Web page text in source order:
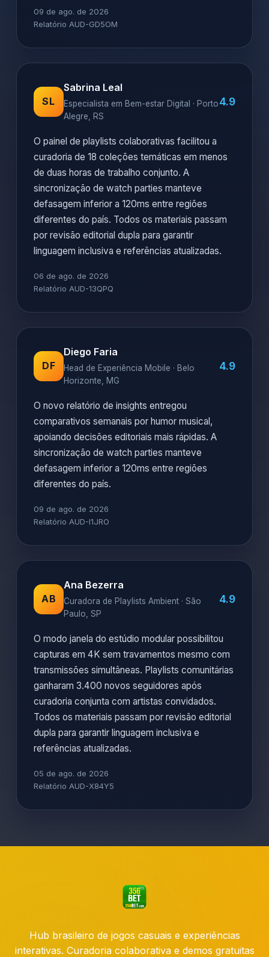
09 de ago. de 2026
Relatório AUD-GD5OM
SL
Sabrina Leal
Especialista em Bem-estar Digital · Porto
Alegre, RS
4.9
O painel de playlists colaborativas facilitou a
curadoria de 18 coleções temáticas em menos
de duas horas de trabalho conjunto. A
sincronização de watch parties manteve
defasagem inferior a 120ms entre regiões
diferentes do país. Todos os materiais passam
por revisão editorial dupla para garantir
linguagem inclusiva e referências atualizadas.
06 de ago. de 2026
Relatório AUD-13QPQ
DF
Diego Faria
Head de Experiência Mobile · Belo
Horizonte, MG
4.9
O novo relatório de insights entregou
comparativos semanais por humor musical,
apoiando decisões editoriais mais rápidas. A
sincronização de watch parties manteve
defasagem inferior a 120ms entre regiões
diferentes do país.
09 de ago. de 2026
Relatório AUD-I1JRO
AB
Ana Bezerra
Curadora de Playlists Ambient · São
Paulo, SP
4.9
O modo janela do estúdio modular possibilitou
capturas em 4K sem travamentos mesmo com
transmissões simultâneas. Playlists comunitárias
ganharam 3.400 novos seguidores após
curadoria conjunta com artistas convidados.
Todos os materiais passam por revisão editorial
dupla para garantir linguagem inclusiva e
referências atualizadas.
05 de ago. de 2026
Relatório AUD-X84Y5
Hub brasileiro de jogos casuais e experiências
interativas. Curadoria colaborativa e demos gratuitas